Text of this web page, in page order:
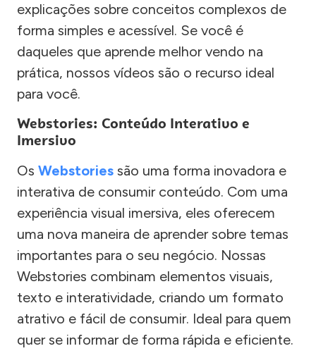
explicações sobre conceitos complexos de
forma simples e acessível. Se você é
daqueles que aprende melhor vendo na
prática, nossos vídeos são o recurso ideal
para você.
Webstories: Conteúdo Interativo e
Imersivo
Os Webstories são uma forma inovadora e
interativa de consumir conteúdo. Com uma
experiência visual imersiva, eles oferecem
uma nova maneira de aprender sobre temas
importantes para o seu negócio. Nossas
Webstories combinam elementos visuais,
texto e interatividade, criando um formato
atrativo e fácil de consumir. Ideal para quem
quer se informar de forma rápida e eficiente.